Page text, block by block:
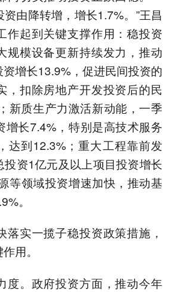
由降转增，增长1.7%。”王昌
作起到关键支撑作用：稳投资
规模设备更新持续发力，推动
增长13.9%，促进民间投资的
，扣除房地产开发投资后的民
新质生产力激活新动能，一季
增长7.4%，特别是高技术服务
达到12.3%；重大工程靠前发
投资1亿元及以上项目投资增长
等领域投资增速加快，推动基
。
实一揽子稳投资政策措施，
用。
。政府投资方面，推动今年